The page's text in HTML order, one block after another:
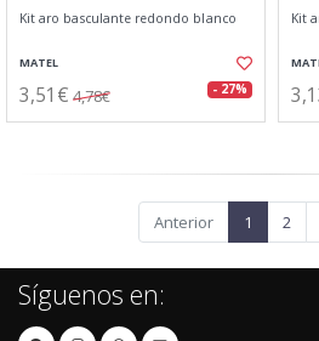
Kit aro basculante redondo blanco
MATEL
3,51€ 4,78€ - 27%
Kit
Anterior 1 2
Síguenos en: